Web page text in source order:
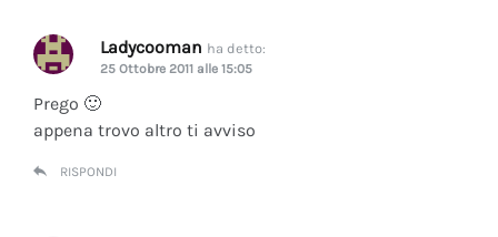
Ladycooman ha detto:
25 Ottobre 2011 alle 15:05
Prego 🙂
appena trovo altro ti avviso
RISPONDI